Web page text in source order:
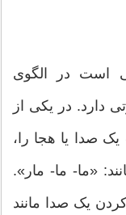
است در الگوی
دارد. در یکی از
صدا یا هجا را،
«ما- ما- مار».
یک صدا مانند